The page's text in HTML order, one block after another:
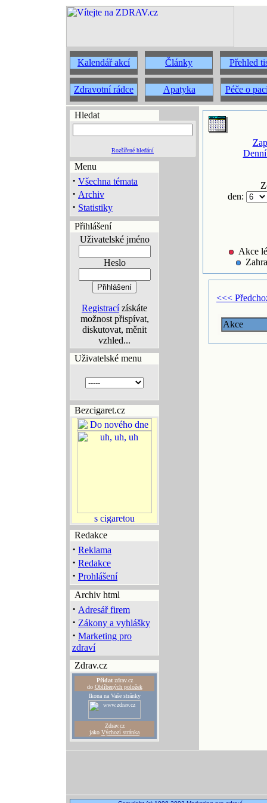
Kalendář akcí Články Přehled
Zdravotní rádce Apatyka Péče o
Hledat
Rozšířené hledání
Menu
· Všechna témata
· Archiv
· Statistiky
Přihlášení
Uživatelské jméno
Heslo
Registracízískáte
možnost přispívat,
diskutovat, měnit
vzhled...
Uživatelské menu
Bezcigaret.cz
Redakce
· Reklama
· Redakce
· Prohlášení
Archiv html
· Adresář firem
· Zákony a vyhlášky
· Marketing pro
zdraví
Zdrav.cz
Přidatzdrav.cz
do Oblíbených položek
Ikona na Vaše stránky
Zdrav.cz
jako Výchozí stránka
den:
Akce
<<<
Akce